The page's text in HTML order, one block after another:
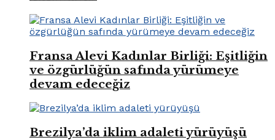
Fransa Alevi Kadınlar Birliği: Eşitliğin
ve özgürlüğün safında yürümeye
devam edeceğiz
Brezilya’da iklim adaleti yürüyüşü